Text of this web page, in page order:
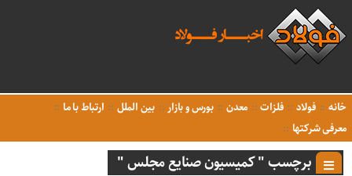
خانه فولاد فلزات معدن بورس و بازار بین الملل
ارتباط با ما
معرفی شرکتها
برچسب " کمیسیون صنایع مجلس "